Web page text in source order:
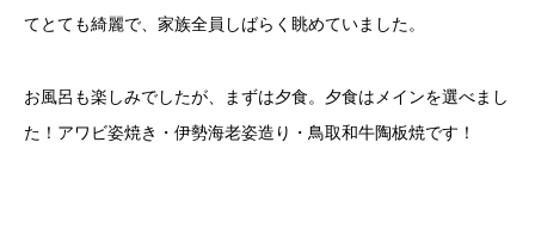
てとても綺麗で、家族全員しばらく眺めていました。
お風呂も楽しみでしたが、まずは夕食。夕食はメインを選べまし
た！アワビ姿焼き・伊勢海老姿造り・鳥取和牛陶板焼です！